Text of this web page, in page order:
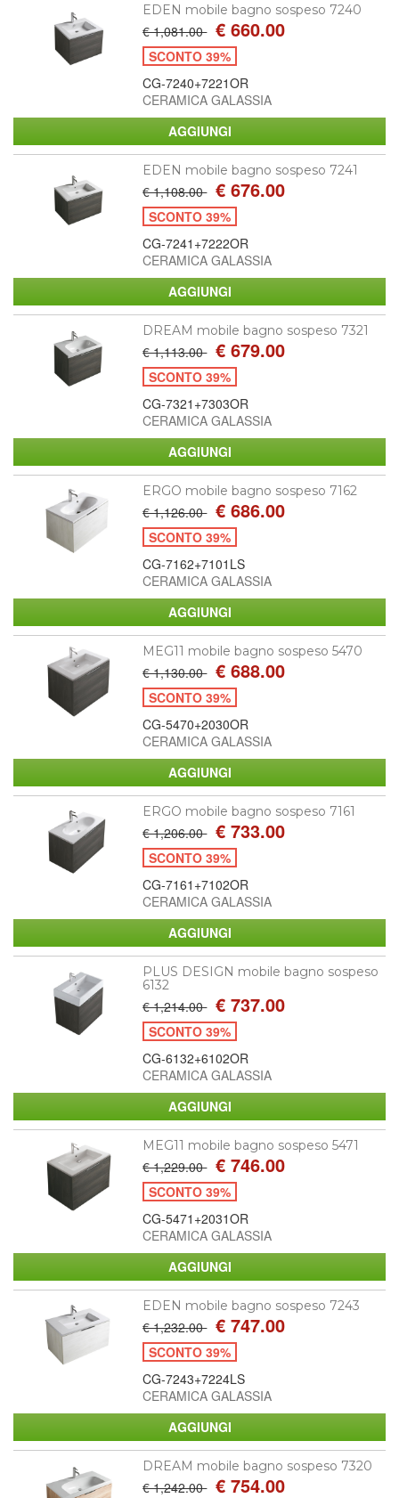
EDEN mobile bagno sospeso 7240
€ 1,081.00 € 660.00
SCONTO 39%
CG-7240+7221OR
CERAMICA GALASSIA
EDEN mobile bagno sospeso 7241
€ 1,108.00 € 676.00
SCONTO 39%
CG-7241+7222OR
CERAMICA GALASSIA
DREAM mobile bagno sospeso 7321
€ 1,113.00 € 679.00
SCONTO 39%
CG-7321+7303OR
CERAMICA GALASSIA
ERGO mobile bagno sospeso 7162
€ 1,126.00 € 686.00
SCONTO 39%
CG-7162+7101LS
CERAMICA GALASSIA
MEG11 mobile bagno sospeso 5470
€ 1,130.00 € 688.00
SCONTO 39%
CG-5470+2030OR
CERAMICA GALASSIA
ERGO mobile bagno sospeso 7161
€ 1,206.00 € 733.00
SCONTO 39%
CG-7161+7102OR
CERAMICA GALASSIA
PLUS DESIGN mobile bagno sospeso
6132
€ 1,214.00 € 737.00
SCONTO 39%
CG-6132+6102OR
CERAMICA GALASSIA
MEG11 mobile bagno sospeso 5471
€ 1,229.00 € 746.00
SCONTO 39%
CG-5471+2031OR
CERAMICA GALASSIA
EDEN mobile bagno sospeso 7243
€ 1,232.00 € 747.00
SCONTO 39%
CG-7243+7224LS
CERAMICA GALASSIA
DREAM mobile bagno sospeso 7320
€ 1,242.00 € 754.00